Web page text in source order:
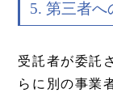
5. 第三者へ
受託者が委託
らに別の事業